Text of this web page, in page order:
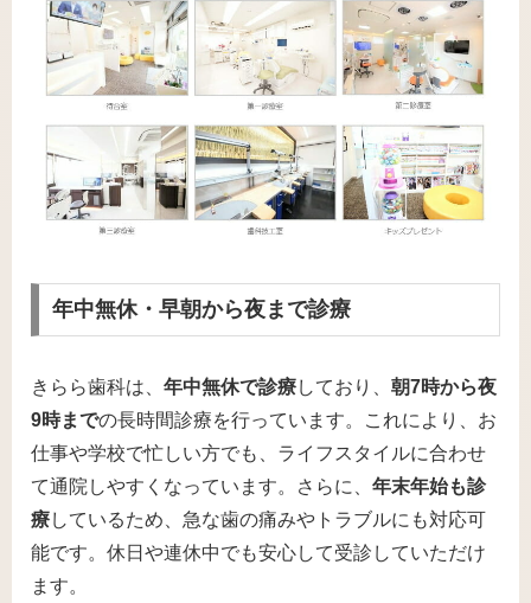
年中無休・早朝から夜まで診療
きらら歯科は、 年中無休で診療しており、 朝7時から夜
9時までの長時間診療を行っています。これにより、お
仕事や学校で忙しい方でも、ライフスタイルに合わせ
て通院しやすくなっています。さらに、 年末年始も診
療しているため、急な歯の痛みやトラブルにも対応可
能です。休日や連休中でも安心して受診していただけ
ます。